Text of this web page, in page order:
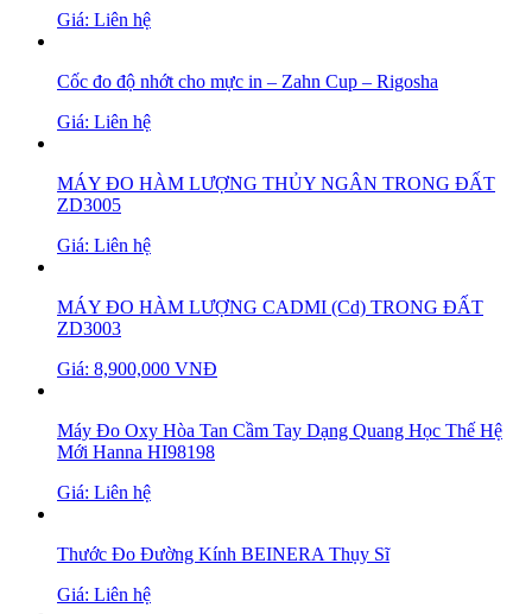
Giá: Liên hệ
Cốc đo độ nhớt cho mực in – Zahn Cup – Rigosha
Giá: Liên hệ
MÁY ĐO HÀM LƯỢNG THỦY NGÂN TRONG ĐẤT
ZD3005
Giá: Liên hệ
MÁY ĐO HÀM LƯỢNG CADMI (Cd) TRONG ĐẤT
ZD3003
Giá: 8,900,000 VNĐ
Máy Đo Oxy Hòa Tan Cầm Tay Dạng Quang Học Thế Hệ
Mới Hanna HI98198
Giá: Liên hệ
Thước Đo Đường Kính BEINERA Thụy Sĩ
Giá: Liên hệ